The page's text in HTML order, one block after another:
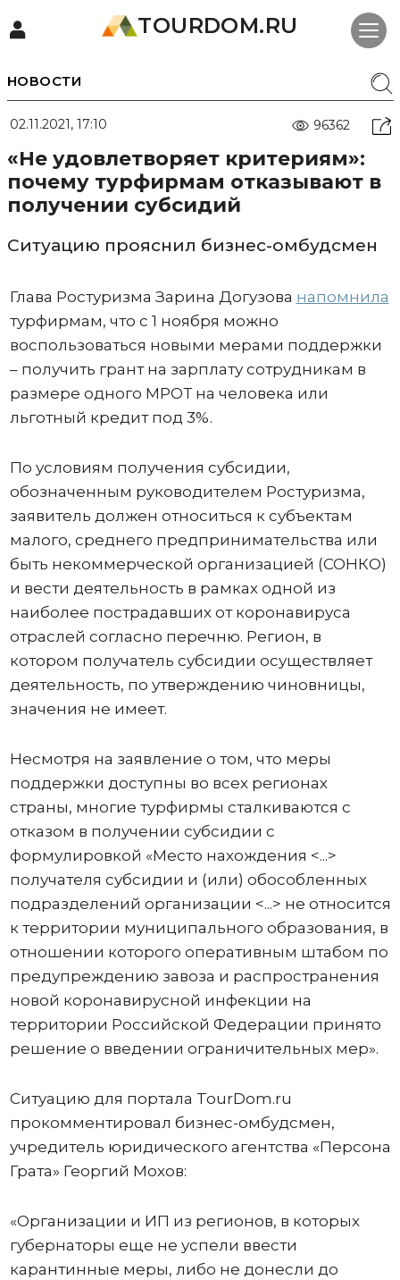
TOURDOM.RU
НОВОСТИ
02.11.2021, 17:10 96362
«Не удовлетворяет критериям»:
почему турфирмам отказывают в
получении субсидий
Ситуацию прояснил бизнес-омбудсмен
Глава Ростуризма Зарина Догузова напомнила
турфирмам, что с 1 ноября можно
воспользоваться новыми мерами поддержки
– получить грант на зарплату сотрудникам в
размере одного МРОТ на человека или
льготный кредит под 3%.
По условиям получения субсидии,
обозначенным руководителем Ростуризма,
заявитель должен относиться к субъектам
малого, среднего предпринимательства или
быть некоммерческой организацией (СОНКО)
и вести деятельность в рамках одной из
наиболее пострадавших от коронавируса
отраслей согласно перечню. Регион, в
котором получатель субсидии осуществляет
деятельность, по утверждению чиновницы,
значения не имеет.
Несмотря на заявление о том, что меры
поддержки доступны во всех регионах
страны, многие турфирмы сталкиваются с
отказом в получении субсидии с
формулировкой «Место нахождения <...>
получателя субсидии и (или) обособленных
подразделений организации <...> не относится
к территории муниципального образования, в
отношении которого оперативным штабом по
предупреждению завоза и распространения
новой коронавирусной инфекции на
территории Российской Федерации принято
решение о введении ограничительных мер».
Ситуацию для портала TourDom.ru
прокомментировал бизнес-омбудсмен,
учредитель юридического агентства «Персона
Грата» Георгий Мохов:
«Организации и ИП из регионов, в которых
губернаторы еще не успели ввести
карантинные меры, либо не донесли до